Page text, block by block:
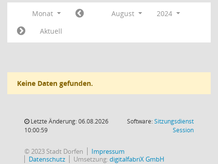
Monat August
2024
Aktuell
Keine Daten gefunden.
Letzte Änderung: 06.08.2026
10:00:59
Software:Sitzungsdienst
Session(Wird in
© 2023 Stadt Dorfen
Impressum
Datenschutz
Umsetzung:digitalfabriX GmbH